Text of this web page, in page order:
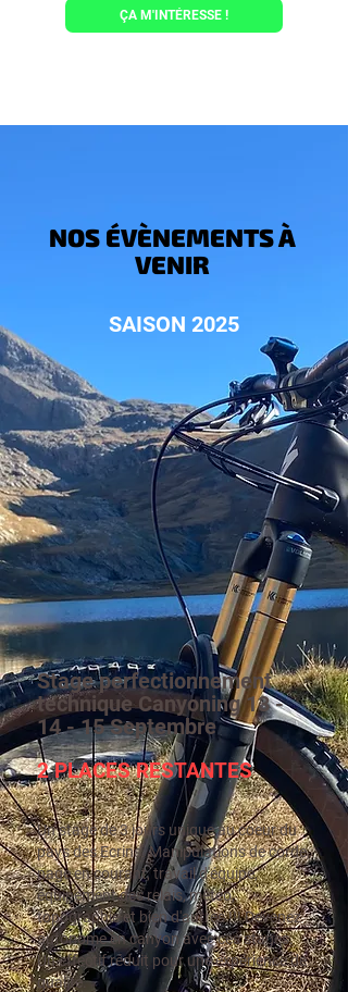
ÇA M'INTÉRESSE !
NOS ÉVÈNEMENTS À
VENIR
SAISON 2025
Stage perfectionnement
technique Canyoning 13 -
14 - 15 Septembre
2 PLACES RESTANTES
Un stage de 3 jours unique au coeur du
pays des Ecrins. Manipulations de corde,
nage en courant, travail d'équipe,
équipement des relais, météo,
topographie et bien d'autres !!! Devenez
autonome en canyon avec ces stages.
Un effectif réduit pour une expérience de
qualité.